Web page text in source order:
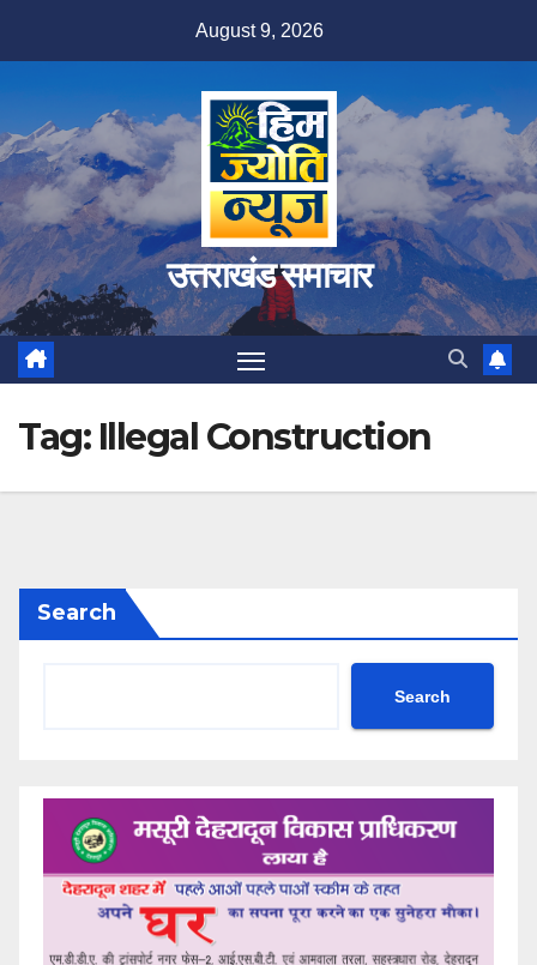
August 9, 2026
उत्तराखंड समाचार
Tag: Illegal Construction
Search
Search